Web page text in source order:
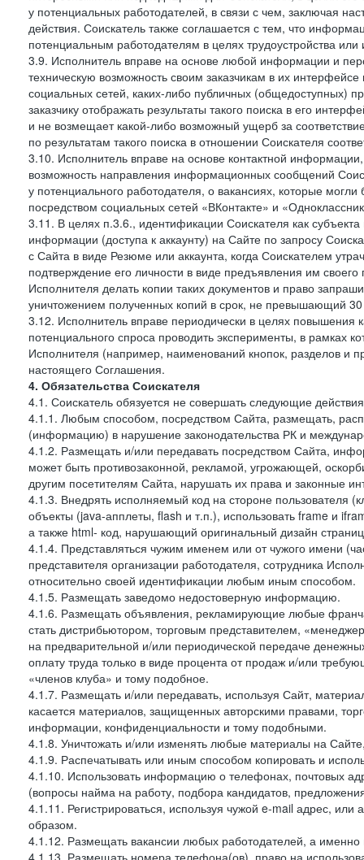
у потенциальных работодателей, в связи с чем, заключая
действия. Соискатель также соглашается с тем, что
потенциальным работодателям в целях трудоустройства
3.9. Исполнитель вправе на основе любой информации и
техническую возможность своим заказчикам в их
социальных сетей, каких-либо публичных (общедоступных)
заказчику отображать результаты такого поиска в его
и не возмещает какой-либо возможный ущерб за
по результатам такого поиска в отношении Соискателя
3.10. Исполнитель вправе на основе контактной
возможность направления информационных сообщений
у потенциального работодателя, о вакансиях, которые
посредством социальных сетей «ВКонтакте» и
3.11. В целях п.3.6., идентификации Соискателя как
информации (доступа к аккаунту) на Сайте по запросу
с Сайта в виде Резюме или аккаунта, когда Соискателем
подтверждение его личности в виде предъявления им
Исполнителя делать копии таких документов и право
уничтожением полученных копий в срок, не превышающий
3.12. Исполнитель вправе периодически в целях повышения
потенциального спроса проводить эксперименты, в рамках
Исполнителя (например, наименований кнопок, разделов и
настоящего Соглашения.
4. Обязательства Соискателя
4.1. Соискатель обязуется не совершать следующие
4.1.1. Любым способом, посредством Сайта, размещать,
(информацию) в нарушение законодательства РК и
4.1.2. Размещать и/или передавать посредством Сайта,
может быть противозаконной, рекламой, угрожающей,
другим посетителям Сайта, нарушать их права и законные
4.1.3. Внедрять исполняемый код на стороне пользователя
объекты (java-апплеты, flash и т.п.), использовать frame и
а также html- код, нарушающий оригинальный дизайн
4.1.4. Представляться чужим именем или от чужого имени
представителя организации работодателя, сотрудника
относительно своей идентификации любым иным способом.
4.1.5. Размещать заведомо недостоверную информацию.
4.1.6. Размещать объявления, рекламирующие любые
стать дистрибьютором, торговым представителем,
на предварительной и/или периодической передаче
оплату труда только в виде процента от продаж и/или
«членов клуба» и тому подобное.
4.1.7. Размещать и/или передавать, используя Сайт,
касается материалов, защищенных авторскими правами,
информации, конфиденциальности и тому подобными.
4.1.8. Уничтожать и/или изменять любые материалы на
4.1.9. Распечатывать или иным способом копировать и
4.1.10. Использовать информацию о телефонах, почтовых
(вопросы найма на работу, подбора кандидатов,
4.1.11. Регистрироваться, используя чужой e-mail адрес,
образом.
4.1.12. Размещать вакансии любых работодателей, а
4.1.13. Размещать номера телефона(ов), право на